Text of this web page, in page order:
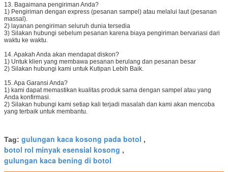
13. Bagaimana pengiriman Anda?
1) Pengiriman dengan express (pesanan sampel) atau melalui laut (pesanan
massal).
2) layanan pengiriman seluruh dunia tersedia
3) Silakan hubungi sebelum pesanan karena biaya pengiriman bervariasi dari
waktu ke waktu.
14. Apakah Anda akan mendapat diskon?
1) Untuk klien yang membawa pesanan berulang dan pesanan besar
2) Silakan hubungi kami untuk Kutipan Lebih Baik.
15. Apa Garansi Anda?
1) kami dapat memastikan kualitas produk sama dengan sampel atau yang
Anda konfirmasi.
2) Silakan hubungi kami setiap kali terjadi masalah dan kami akan mencoba
yang terbaik untuk membantu.
Tag: gulungan kaca kosong pada botol ,
botol rol minyak esensial kosong ,
gulungan kaca bening di botol